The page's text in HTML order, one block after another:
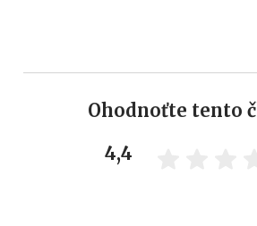
Ohodnoťte tento
4,4